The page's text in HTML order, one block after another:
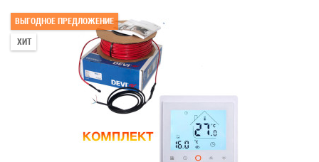
ВЫГОДНОЕ ПРЕДЛОЖЕНИЕ
ХИТ